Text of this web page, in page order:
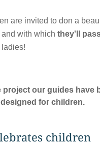
are invited to don a
and with which they'll
our guides have
for children.
children